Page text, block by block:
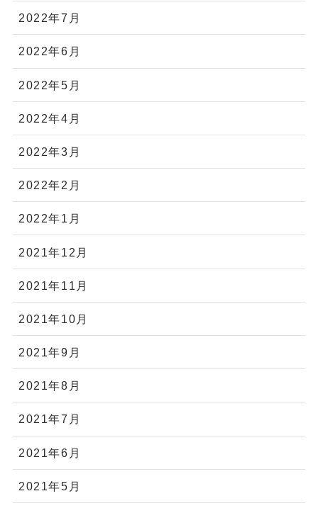
2022年7月
2022年6月
2022年5月
2022年4月
2022年3月
2022年2月
2022年1月
2021年12月
2021年11月
2021年10月
2021年9月
2021年8月
2021年7月
2021年6月
2021年5月